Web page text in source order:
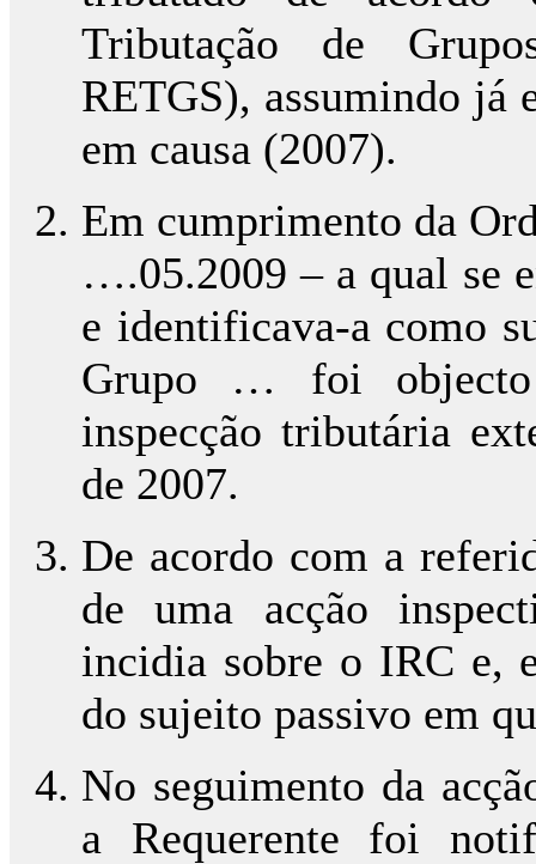
Tributação de
RETGS), assumindo já
em causa (2007).
Em cumprimento da
….05.2009 – a qual se
e identificava-a como
Grupo … foi
inspecção tributária
de 2007.
De acordo com a
de uma acção
incidia sobre o IRC e,
do sujeito passivo em
No seguimento da
a Requerente foi